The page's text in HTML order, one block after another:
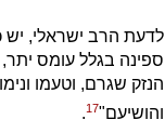
לדעת הרב ישראלי,
ספינה בגלל עומס
הנזק שגרם, וטעמו
והושיעם"17
.